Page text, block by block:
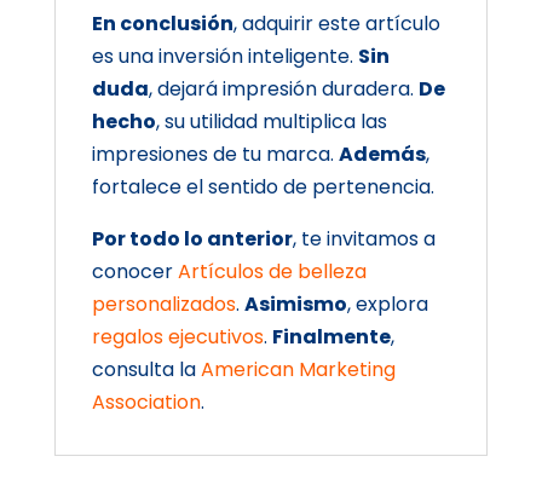
En conclusión, adquirir este artículo
es una inversión inteligente. Sin
duda, dejará impresión duradera. De
hecho, su utilidad multiplica las
impresiones de tu marca. Además,
fortalece el sentido de pertenencia.
Por todo lo anterior, te invitamos a
conocerArtículos de belleza
personalizados. Asimismo, explora
regalos ejecutivos. Finalmente,
consulta laAmerican Marketing
Association.